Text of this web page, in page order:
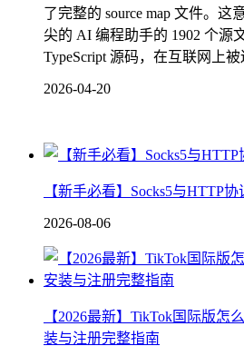
了完整的 source map 文件。这
尖的 AI 编程助手的 1902 个源
TypeScript 源码，在互联网上
2026-04-20
【新手必看】Socks5与HTTP协
2026-08-06
【2026最新】TikTok国际版怎
装与注册完整指南